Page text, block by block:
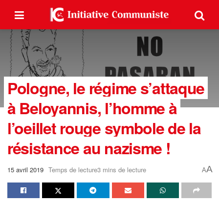
Pologne, le régime s’attaque
à Beloyannis, l’homme à
l’oeillet rouge symbole de la
résistance au nazisme !
15 avril 2019 Temps de lecture3 mins de lecture AA